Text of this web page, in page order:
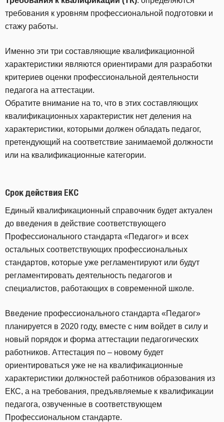
требования к уровням профессиональной подготовки и
стажу работы.
Именно эти три составляющие квалификационной
характеристики являются ориентирами для разработки
критериев оценки профессиональной деятельности
педагога на аттестации.
Обратите внимание на то, что в этих составляющих
квалификационных характеристик нет деления на
характеристики, которыми должен обладать педагог,
претендующий на соответствие занимаемой должности
или на квалификационные категории.
Срок действия ЕКС
Единый квалификационный справочник будет актуален
до введения в действие соответствующего
Профессионального стандарта «Педагог» и всех
остальных соответствующих профессиональных
стандартов, которые уже регламентируют или будут
регламентировать деятельность педагогов и
специалистов, работающих в современной школе.
Введение профессионального стандарта «Педагог»
планируется в 2020 году, вместе с ним войдет в силу и
новый порядок и форма аттестации педагогических
работников. Аттестация по – новому будет
ориентироваться уже не на квалификационные
характеристики должностей работников образования из
ЕКС, а на требования, предъявляемые к квалификации
педагога, озвученные в соответствующем
Профессиональном стандарте.